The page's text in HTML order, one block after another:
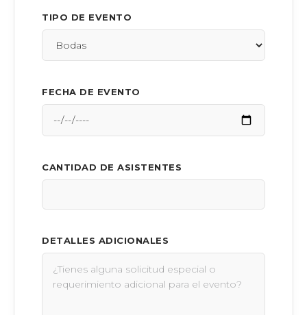
TIPO DE EVENTO
FECHA DE EVENTO
CANTIDAD DE ASISTENTES
DETALLES ADICIONALES